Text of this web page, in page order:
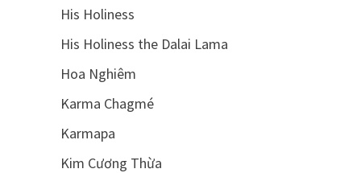
His Holiness
His Holiness the Dalai Lama
Hoa Nghiêm
Karma Chagmé
Karmapa
Kim Cương Thừa